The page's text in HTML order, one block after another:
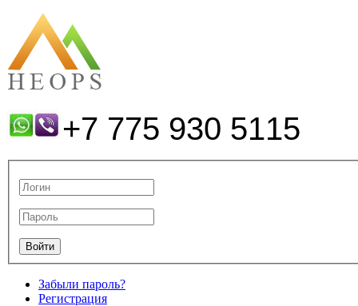
+7 775 930 5115
Забыли пароль?
Регистрация